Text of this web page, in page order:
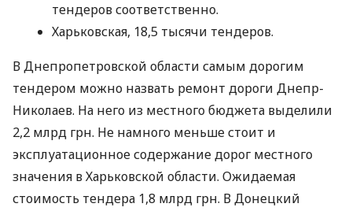
тендеров соответственно.
Харьковская, 18,5 тысячи тендеров.
В Днепропетровской области самым дорогим
тендером можно назвать ремонт дороги Днепр-
Николаев. На него из местного бюджета выделили
2,2 млрд грн. Не намного меньше стоит и
эксплуатационное содержание дорог местного
значения в Харьковской области. Ожидаемая
стоимость тендера 1,8 млрд грн. В Донецкий